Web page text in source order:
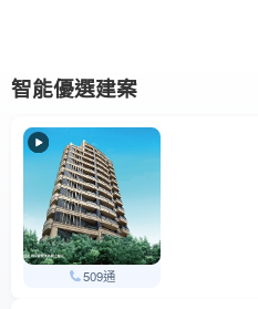
智能優選建案
509通